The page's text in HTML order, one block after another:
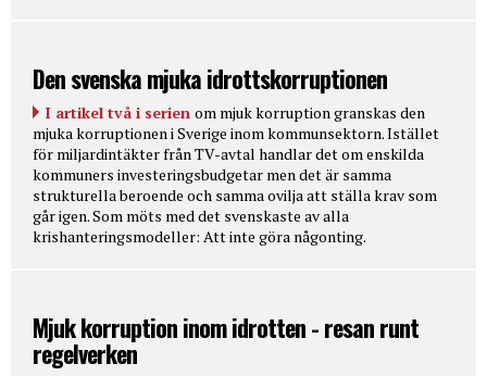
Den svenska mjuka idrottskorruptionen
I artikel två i serien om mjuk korruption granskas den
mjuka korruptionen i Sverige inom kommunsektorn. Istället
för miljardintäkter från TV-avtal handlar det om enskilda
kommuners investeringsbudgetar men det är samma
strukturella beroende och samma ovilja att ställa krav som
går igen. Som möts med det svenskaste av alla
krishanteringsmodeller: Att inte göra någonting.
Mjuk korruption inom idrotten - resan runt
regelverken